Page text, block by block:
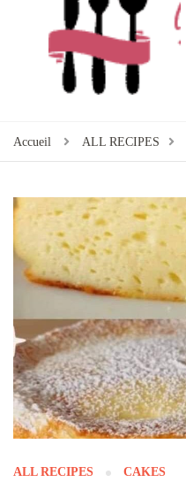
Accueil ALL RECIPES
ALL RECIPES CAKES